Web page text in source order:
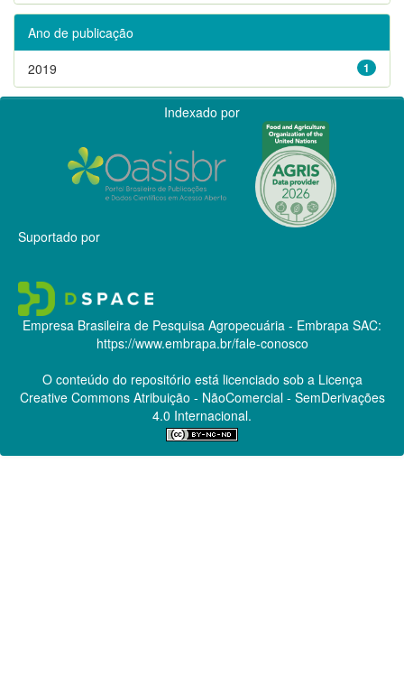
Ano de publicação
1
2019
Indexado por
Suportado por
Empresa Brasileira de Pesquisa Agropecuária - Embrapa SAC:
https://www.embrapa.br/fale-conosco
O conteúdo do repositório está licenciado sob a Licença
Creative CommonsAtribuição - NãoComercial - SemDerivações
4.0 Internacional.